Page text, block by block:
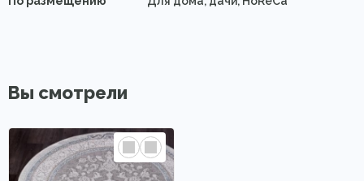
Вы смотрели